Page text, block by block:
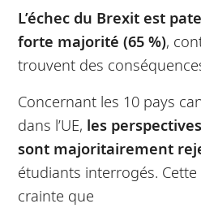
L’échec du Brexit est
forte majorité (65 %),
trouvent des
Concernant les 10 pays
dans l’UE, les
sont majoritairement
étudiants interrogés.
crainte que